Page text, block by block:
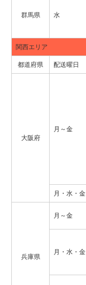
群馬県 水
関西エリア
都道府県 配送曜日
大阪府
月～金
月・水・金
兵庫県
月～金
月・水・金